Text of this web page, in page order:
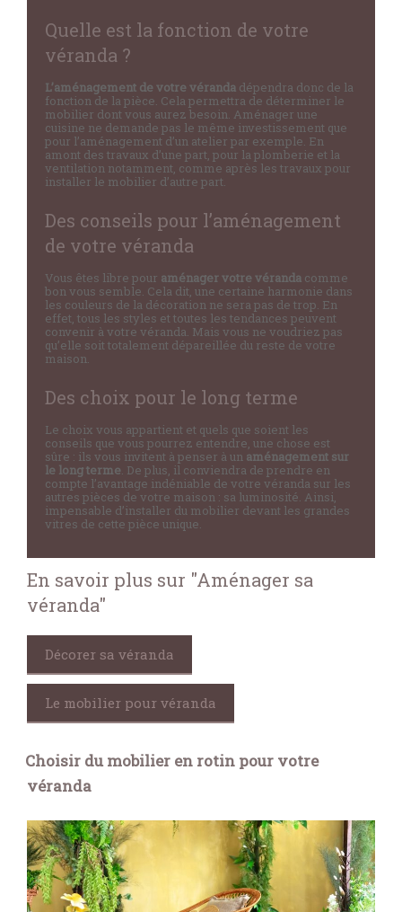
Quelle est la fonction de votre
véranda ?
L’aménagement de votre véranda dépendra donc de la
fonction de la pièce. Cela permettra de déterminer le
mobilier dont vous aurez besoin. Aménager une
cuisine ne demande pas le même investissement que
pour l’aménagement d’un atelier par exemple. En
amont des travaux d’une part, pour la plomberie et la
ventilation notamment, comme après les travaux pour
installer le mobilier d’autre part.
Des conseils pour l’aménagement
de votre véranda
Vous êtes libre pour aménager votre véranda comme
bon vous semble. Cela dit, une certaine harmonie dans
les couleurs de la décoration ne sera pas de trop. En
effet, tous les styles et toutes les tendances peuvent
convenir à votre véranda. Mais vous ne voudriez pas
qu’elle soit totalement dépareillée du reste de votre
maison.
Des choix pour le long terme
Le choix vous appartient et quels que soient les
conseils que vous pourrez entendre, une chose est
sûre : ils vous invitent à penser à un aménagement sur
le long terme. De plus, il conviendra de prendre en
compte l’avantage indéniable de votre véranda sur les
autres pièces de votre maison : sa luminosité. Ainsi,
impensable d’installer du mobilier devant les grandes
vitres de cette pièce unique.
En savoir plus sur "Aménager sa
véranda"
Décorer sa véranda
Le mobilier pour véranda
Choisir du mobilier en rotin pour votre
véranda